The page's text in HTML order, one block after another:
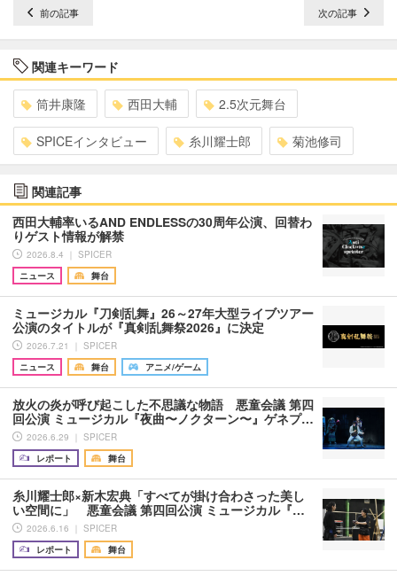
前の記事 次の記事
関連キーワード
筒井康隆 西田大輔 2.5次元舞台
SPICEインタビュー 糸川耀士郎 菊池修司
関連記事
西田大輔率いるAND ENDLESSの30周年公演、回替わ
りゲスト情報が解禁
2026.8.4 ｜ SPICER
ニュース
舞台
ミュージカル『刀剣乱舞』26～27年大型ライブツアー
公演のタイトルが『真剣乱舞祭2026』に決定
2026.7.21 ｜ SPICER
ニュース
舞台 アニメ/ゲーム
放火の炎が呼び起こした不思議な物語 悪童会議 第四
回公演 ミュージカル『夜曲〜ノクターン〜』ゲネプ…
2026.6.29 ｜ SPICER
レポート
舞台
糸川耀士郎×新木宏典「すべてが掛け合わさった美し
い空間に」 悪童会議 第四回公演 ミュージカル『…
2026.6.16 ｜ SPICER
レポート
舞台